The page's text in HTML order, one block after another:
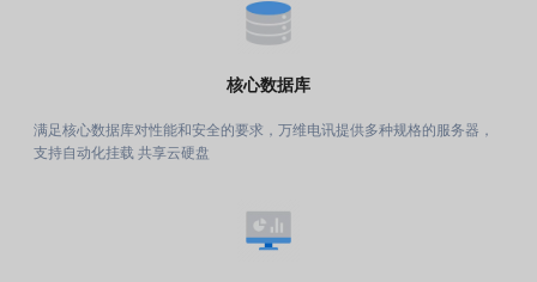
核心数据库
满足核心数据库对性能和安全的要求，万维电讯提供多种规格的服务器，
支持自动化挂载 共享云硬盘